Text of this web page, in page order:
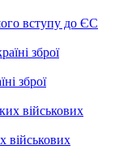
вступу до ЄС
зброї
військових